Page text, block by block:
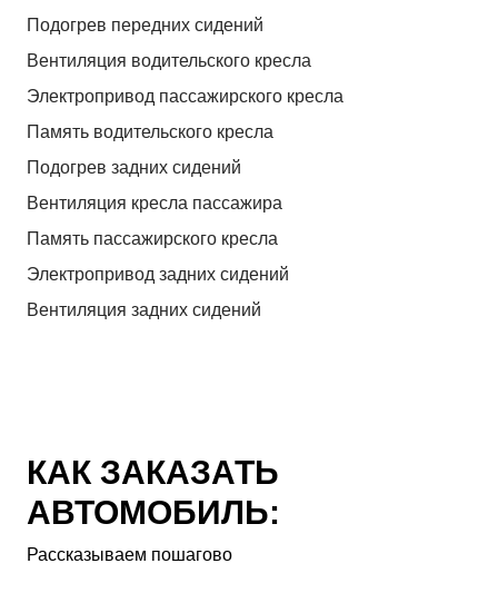
Подогрев передних сидений
Вентиляция водительского кресла
Электропривод пассажирского кресла
Память водительского кресла
Подогрев задних сидений
Вентиляция кресла пассажира
Память пассажирского кресла
Электропривод задних сидений
Вентиляция задних сидений
КАК ЗАКАЗАТЬ
АВТОМОБИЛЬ:
Рассказываем пошагово